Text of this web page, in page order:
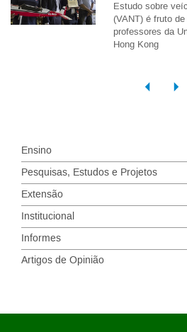
Estudo sobre
(VANT) é fruto
professores da
Hong Kong
Ensino
Pesquisas, Estudos e Projetos
Extensão
Institucional
Informes
Artigos de Opinião